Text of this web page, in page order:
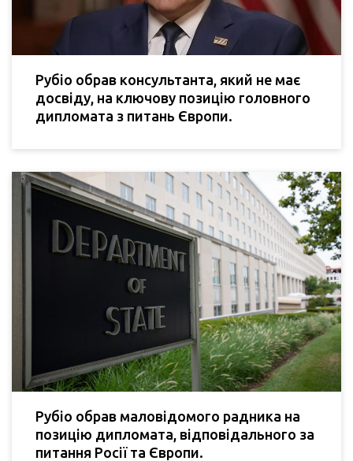
Рубіо обрав консультанта, який не має
досвіду, на ключову позицію головного
дипломата з питань Європи.
Рубіо обрав маловідомого радника на
позицію дипломата, відповідального за
питання Росії та Європи.